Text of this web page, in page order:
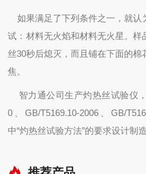
如果满足了下列条件之一，就认
试：材料无火焰和材料无火星。
丝30秒后熄灭，而且铺在下面的
焦。
智力通公司生产灼热丝试验仪
0、GB/T5169.10-2006、GB/
中“灼热丝试验方法”的要求设计制造